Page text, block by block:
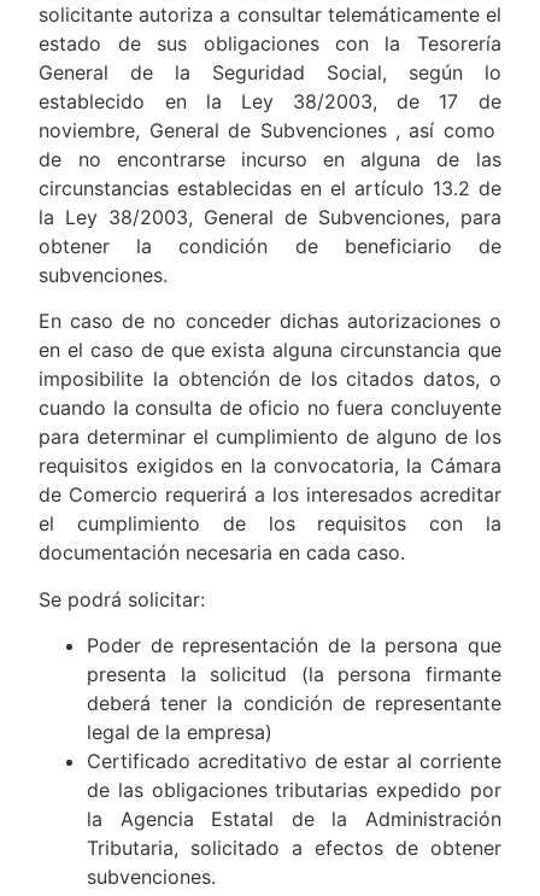
solicitante autoriza a consultar telemáticamente el
estado de sus obligaciones con la Tesorería
General de la Seguridad Social, según lo
establecido en la Ley 38/2003, de 17 de
noviembre, General de Subvenciones , así como
de no encontrarse incurso en alguna de las
circunstancias establecidas en el artículo 13.2 de
la Ley 38/2003, General de Subvenciones, para
obtener la condición de beneficiario de
subvenciones.
En caso de no conceder dichas autorizaciones o
en el caso de que exista alguna circunstancia que
imposibilite la obtención de los citados datos, o
cuando la consulta de oficio no fuera concluyente
para determinar el cumplimiento de alguno de los
requisitos exigidos en la convocatoria, la Cámara
de Comercio requerirá a los interesados acreditar
el cumplimiento de los requisitos con la
documentación necesaria en cada caso.
Se podrá solicitar:
Poder de representación de la persona que
presenta la solicitud (la persona firmante
deberá tener la condición de representante
legal de la empresa)
Certificado acreditativo de estar al corriente
de las obligaciones tributarias expedido por
la Agencia Estatal de la Administración
Tributaria, solicitado a efectos de obtener
subvenciones.